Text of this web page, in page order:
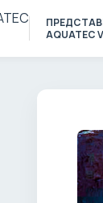
AQUATEC